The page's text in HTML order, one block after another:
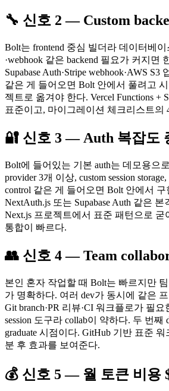
🔧 신호 2 — Custom
Bolt는 frontend 중심 빌더라 데이터베
·webhook 같은 backend 필요가 커지면
Supabase Auth·Stripe webhook·AWS S3
같은 게 들어오면 Bolt 안에서 풀려고
젝트로 옮겨야 한다. Vercel Functions +
표준이고, 마이그레이션 체크리스트의
🔐 신호 3 — Auth 복잡도
Bolt에 들어있는 기본 auth는 데모용으
provider 3개 이상, custom session storage,
control 같은 게 들어오면 Bolt 안에서
NextAuth.js 또는 Supabase Auth 같은
Next.js 프로젝트에서 표준 패턴으로 굳
통합이 빠르다.
👥 신호 4 — Team
본인 혼자 작업할 때 Bolt는 빠르지만
가 명확하다. 여러 dev가 동시에 같은
Git branch·PR 리뷰·CI 워크플로가 필요
session 도구라 collab이 약하다. 두 번째
graduate 시점이다. GitHub 기반 표준
분 후 효과를 보여준다.
💰 신호 5 — 월 토큰 비용